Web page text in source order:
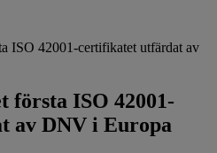
ISO 42001-certifikatet utfärdat av
första ISO 42001-
av DNV i Europa